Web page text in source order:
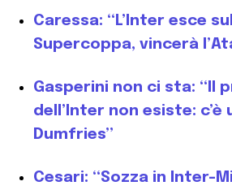
Caressa: “L’Inter esce
Supercoppa, vincerà
Gasperini non ci sta: “Il
dell’Inter non esiste: c’è
Dumfries”
Cesari: “Sozza in Inter-